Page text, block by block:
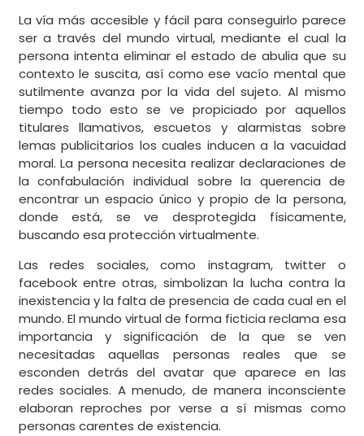
La vía más accesible y fácil para conseguirlo parece
ser a través del mundo virtual, mediante el cual la
persona intenta eliminar el estado de abulia que su
contexto le suscita, así como ese vacío mental que
sutilmente avanza por la vida del sujeto. Al mismo
tiempo todo esto se ve propiciado por aquellos
titulares llamativos, escuetos y alarmistas sobre
lemas publicitarios los cuales inducen a la vacuidad
moral. La persona necesita realizar declaraciones de
la confabulación individual sobre la querencia de
encontrar un espacio único y propio de la persona,
donde está, se ve desprotegida físicamente,
buscando esa protección virtualmente.
Las redes sociales, como instagram, twitter o
facebook entre otras, simbolizan la lucha contra la
inexistencia y la falta de presencia de cada cual en el
mundo. El mundo virtual de forma ficticia reclama esa
importancia y significación de la que se ven
necesitadas aquellas personas reales que se
esconden detrás del avatar que aparece en las
redes sociales. A menudo, de manera inconsciente
elaboran reproches por verse a sí mismas como
personas carentes de existencia.